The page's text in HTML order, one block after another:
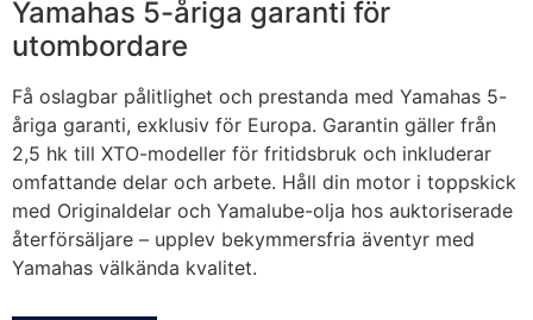
Yamahas 5-åriga garanti för
utombordare
Få oslagbar pålitlighet och prestanda med Yamahas 5-
åriga garanti, exklusiv för Europa. Garantin gäller från
2,5 hk till XTO-modeller för fritidsbruk och inkluderar
omfattande delar och arbete. Håll din motor i toppskick
med Originaldelar och Yamalube-olja hos auktoriserade
återförsäljare – upplev bekymmersfria äventyr med
Yamahas välkända kvalitet.